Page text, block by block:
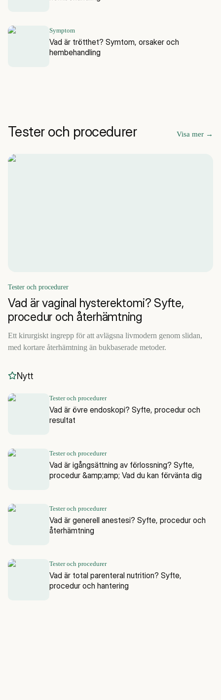
Symptom
Vad är trötthet? Symtom, orsaker och
hembehandling
Tester och procedurer Visa mer →
Tester och procedurer
Vad är vaginal hysterektomi? Syfte,
procedur och återhämtning
Ett kirurgiskt ingrepp för att avlägsna livmodern genom slidan,
med kortare återhämtning än bukbaserade metoder.
Nytt
Tester och procedurer
Vad är övre endoskopi? Syfte, procedur och
resultat
Tester och procedurer
Vad är igångsättning av förlossning? Syfte,
procedur &amp;amp; Vad du kan förvänta dig
Tester och procedurer
Vad är generell anestesi? Syfte, procedur och
återhämtning
Tester och procedurer
Vad är total parenteral nutrition? Syfte,
procedur och hantering